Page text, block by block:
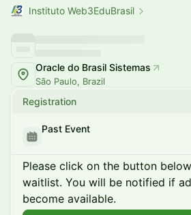
Instituto Web3EduBrasil
Oracle do Brasil Sistemas
São Paulo, Brazil
Registration
Past Event
Please click on the button
waitlist. You will be notified if
become available.